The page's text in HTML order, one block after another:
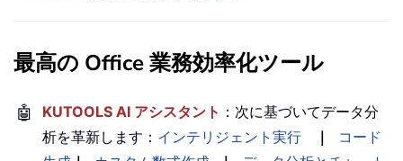
最高の Office 業務効率化ツール
🤖 KUTOOLS AI アシスタント ：次に基づいてデータ分
析を革新します： インテリジェント実行 ｜
コード